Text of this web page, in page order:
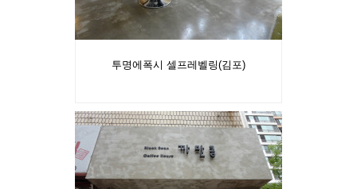
투명에폭시 셀프레벨링(김포)